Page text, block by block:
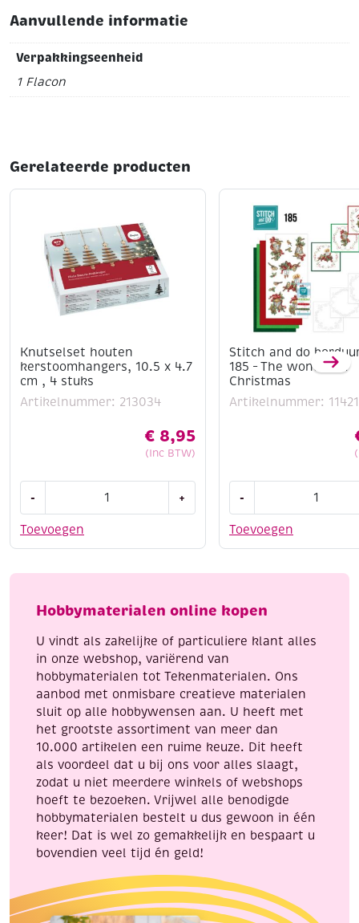
Aanvullende informatie
Verpakkingseenheid
1 Flacon
Gerelateerde producten
Knutselset houten
kerstoomhangers, 10.5 x 4.7
cm , 4 stuks
Artikelnummer: 213034
€ 8,95
(Inc BTW)
Toevoegen
-
kerstoomhangers,
4.7
stuks
aantal
+
Stitch and do
185 – The wonder of
Christmas
Artikelnummer:
Toevoegen
-
do
-
wonder
Christmas
Hobbymaterialen online kopen
U vindt als zakelijke of particuliere klant alles
in onze webshop, variërend van
hobbymaterialen tot Tekenmaterialen. Ons
aanbod met onmisbare creatieve materialen
sluit op alle hobbywensen aan. U heeft met
het grootste assortiment van meer dan
10.000 artikelen een ruime keuze. Dit heeft
als voordeel dat u bij ons voor alles slaagt,
zodat u niet meerdere winkels of webshops
hoeft te bezoeken. Vrijwel alle benodigde
hobbymaterialen bestelt u dus gewoon in één
keer! Dat is wel zo gemakkelijk en bespaart u
bovendien veel tijd én geld!